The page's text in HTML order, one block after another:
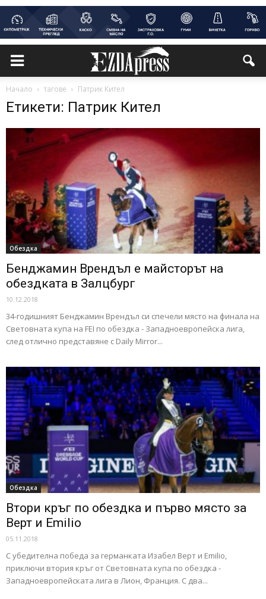
Начало тагове Патрик Кител
Етикети: Патрик Кител
Обездка
Бенджамин Врендъл e майсторът на
обездката в Залцбург
10.12.2018
34-годишният Бенджамин Врендъл си спечели място на финала на
Световната купа на FEI по обездка - Западноевропейска лига,
след отлично представяне с Daily Mirror...
Обездка
Втори кръг по обездка и първо място за
Верт и Emilio
05.11.2018
С убедителна победа за германката Изабел Верт и Emilio,
приключи втория кръг от Световната купа по обездка -
Западноевропейската лига в Лион, Франция. С два...